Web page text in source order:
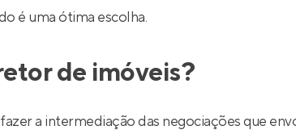
é uma ótima escolha.
de imóveis?
a intermediação das negociações que